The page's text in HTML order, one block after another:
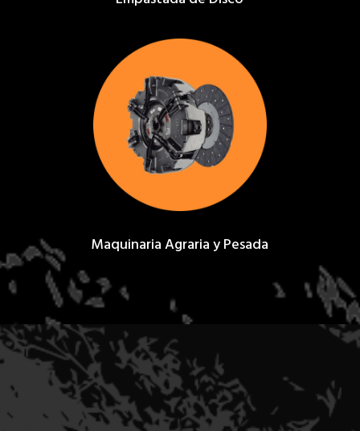
Maquinaria Agraria y Pesada